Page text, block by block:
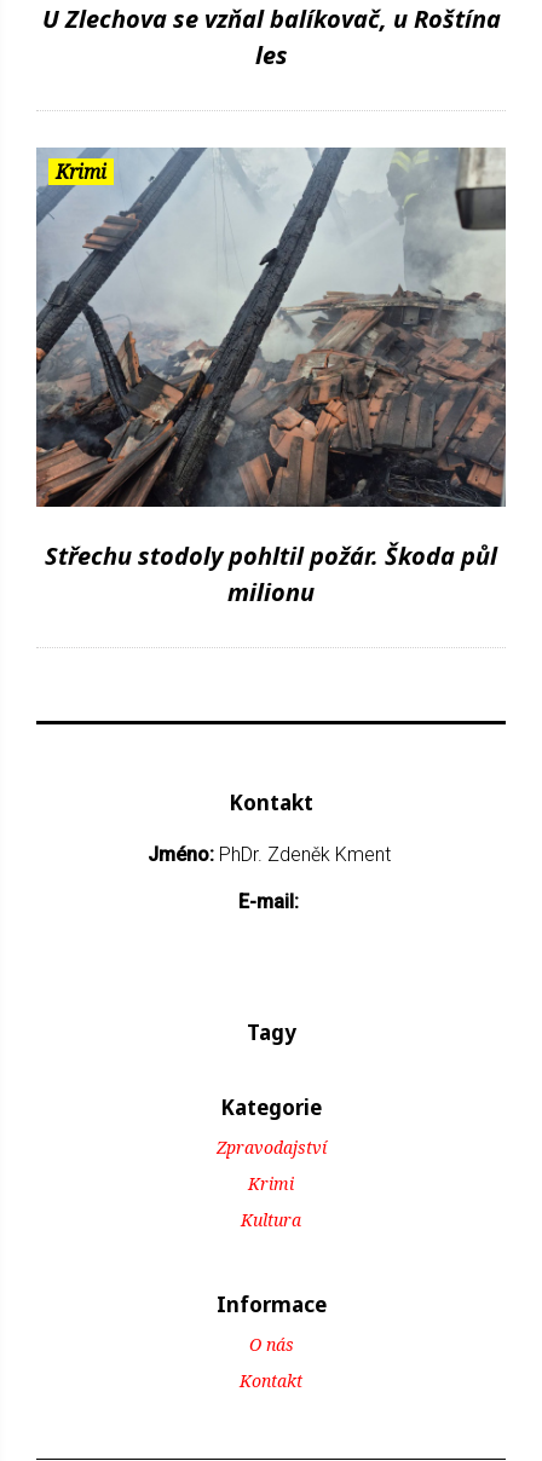
U Zlechova se vzňal balíkovač, u Roštína
les
Krimi
Střechu stodoly pohltil požár. Škoda půl
milionu
Kontakt
Jméno: PhDr. Zdeněk Kment
E-mail:
Tagy
Kategorie
Zpravodajství
Krimi
Kultura
Informace
O nás
Kontakt